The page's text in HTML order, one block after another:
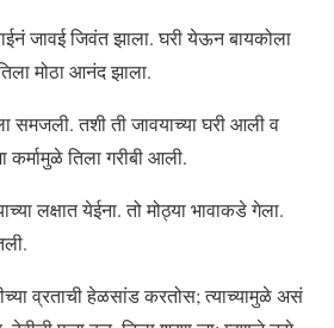
जावई जिवंत झाला. घरी येऊन बायकोला
मोठा आनंद झाला.
समजली. तशी ती जावयाच्या घरी आली व
कर्मामुळे तिला गरीबी आली.
लक्षात येईना. तो मोठ्या भावाकडे गेला.
व्रताची हेळसांड करतोस; त्याच्यामुळे असं